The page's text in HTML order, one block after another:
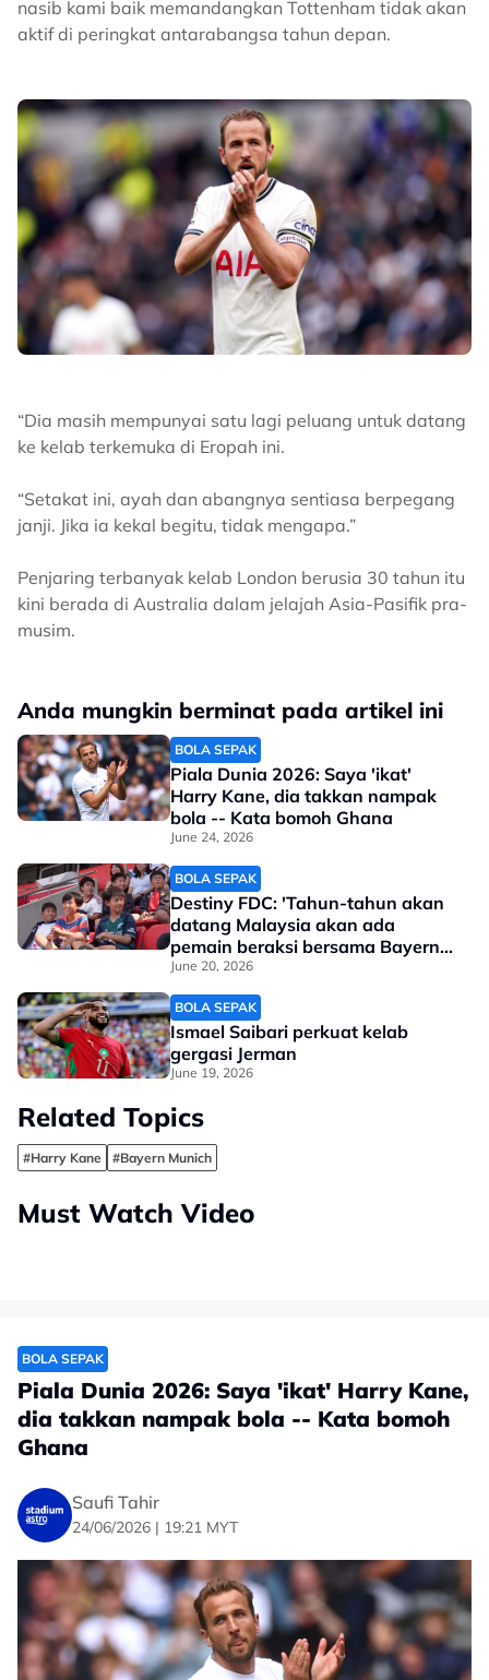
nasib kami baik memandangkan Tottenham tidak akan
aktif di peringkat antarabangsa tahun depan.
“Dia masih mempunyai satu lagi peluang untuk datang
ke kelab terkemuka di Eropah ini.
“Setakat ini, ayah dan abangnya sentiasa berpegang
janji. Jika ia kekal begitu, tidak mengapa.”
Penjaring terbanyak kelab London berusia 30 tahun itu
kini berada di Australia dalam jelajah Asia-Pasifik pra-
musim.
Anda mungkin berminat pada artikel ini
BOLA SEPAK
Piala Dunia 2026: Saya 'ikat'
Harry Kane, dia takkan nampak
bola -- Kata bomoh Ghana
June 24, 2026
BOLA SEPAK
Destiny FDC: 'Tahun-tahun akan
datang Malaysia akan ada
pemain beraksi bersama Bayern
Munich'
June 20, 2026
BOLA SEPAK
Ismael Saibari perkuat kelab
gergasi Jerman
June 19, 2026
Related Topics
#Harry Kane #Bayern Munich
Must Watch Video
BOLA SEPAK
Piala Dunia 2026: Saya 'ikat' Harry Kane,
dia takkan nampak bola -- Kata bomoh
Ghana
Saufi Tahir
24/06/2026 | 19:21 MYT